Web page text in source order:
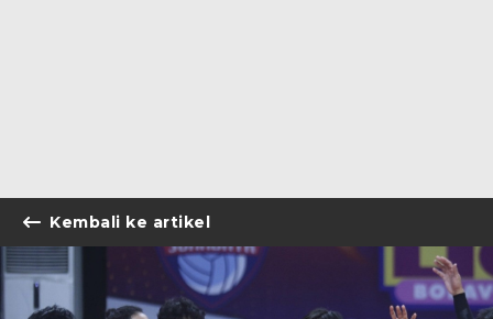
Kembali ke artikel